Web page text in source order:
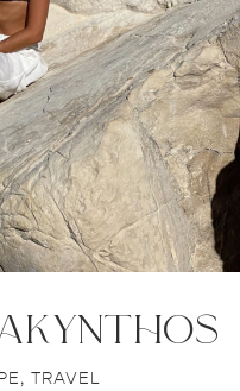
, TRAVEL